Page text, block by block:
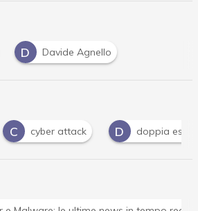
D Davide Agnello
C cyber attack D doppia